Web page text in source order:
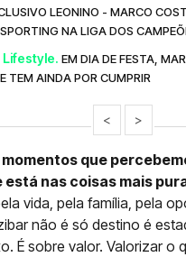
LEONINO - MARCO
NA LIGA DOS
Lifestyle. EM DIA DE FESTA,
TEM AINDA POR CUMPRIR
< >
que
nas coisas mais
vida, pela família, pela
não é só destino é
É sobre valor. Valorizar o